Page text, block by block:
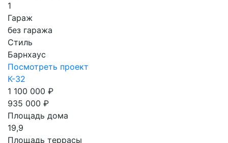
1
Гараж
без гаража
Стиль
Барнхаус
Посмотреть проект
К-32
1 100 000 ₽
935 000 ₽
Площадь дома
19,9
Площадь террасы